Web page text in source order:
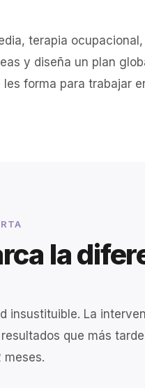
terapia
y diseña un plan
forma para trabajar
la
insustituible. La
que más
meses.